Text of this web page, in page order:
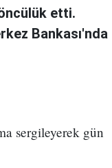
etti.
Bankası'nda
sergileyerek gün